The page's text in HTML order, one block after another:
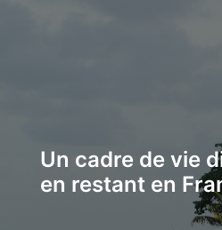
Un cadre de vie
en restant en